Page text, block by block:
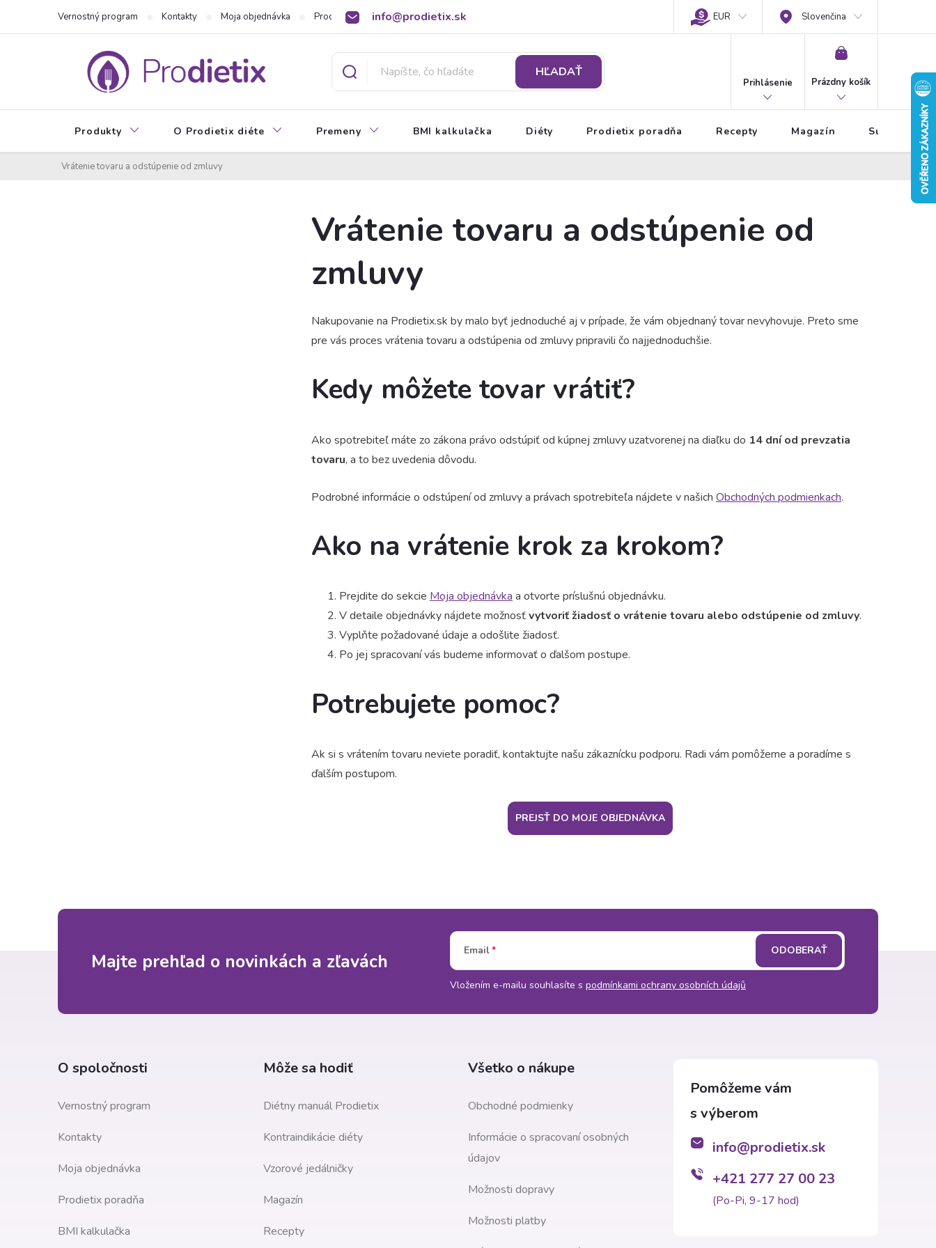
info@prodietix.sk
Vernostný program Kontakty Moja objednávka Prodietix poradňa BMI kalkulačka EUR Slovenčina
HĽADAŤ
Prihlásenie
NÁKUPNÝ
Prázdny košík
Produkty O Prodietix diéte Premeny BMI kalkulačka Diéty Prodietix poradňa Recepty Magazín Súťaže
Vrátenie tovaru a odstúpenie od zmluvy
Vrátenie tovaru a odstúpenie od
zmluvy
Nakupovanie na Prodietix.sk by malo byť jednoduché aj v prípade, že vám objednaný tovar nevyhovuje. Preto sme
pre vás proces vrátenia tovaru a odstúpenia od zmluvy pripravili čo najjednoduchšie.
Kedy môžete tovar vrátiť?
Ako spotrebiteľ máte zo zákona právo odstúpiť od kúpnej zmluvy uzatvorenej na diaľku do 14 dní od prevzatia
tovaru, a to bez uvedenia dôvodu.
Podrobné informácie o odstúpení od zmluvy a právach spotrebiteľa nájdete v našich Obchodných podmienkach.
Ako na vrátenie krok za krokom?
Prejdite do sekcie Moja objednávkaa otvorte príslušnú objednávku.
V detaile objednávky nájdete možnosťvytvoriť žiadosť o vrátenie tovaru alebo odstúpenie od zmluvy.
Vyplňte požadované údaje a odošlite žiadosť.
Po jej spracovaní vás budeme informovať o ďalšom postupe.
Potrebujete pomoc?
Ak si s vrátením tovaru neviete poradiť, kontaktujte našu zákaznícku podporu. Radi vám pomôžeme a poradíme s
ďalším postupom.
PREJSŤ DO MOJE OBJEDNÁVKA
Majte prehľad o novinkách a zľavách Email
Vložením e-mailu souhlasíte s podmínkami ochrany osobních údajů
ODOBERAŤ
O spoločnosti
Vernostný program
Kontakty
Moja objednávka
Prodietix poradňa
BMI kalkulačka
Môže sa hodiť
Diétny manuál Prodietix
Kontraindikácie diéty
Vzorové jedálničky
Magazín
Recepty
Všetko o nákupe
Obchodné podmienky
Informácie o spracovaní osobných
údajov
Možnosti dopravy
Možnosti platby
info@prodietix.sk
+421 277 27 00 23
(Po-Pi, 9-17 hod)